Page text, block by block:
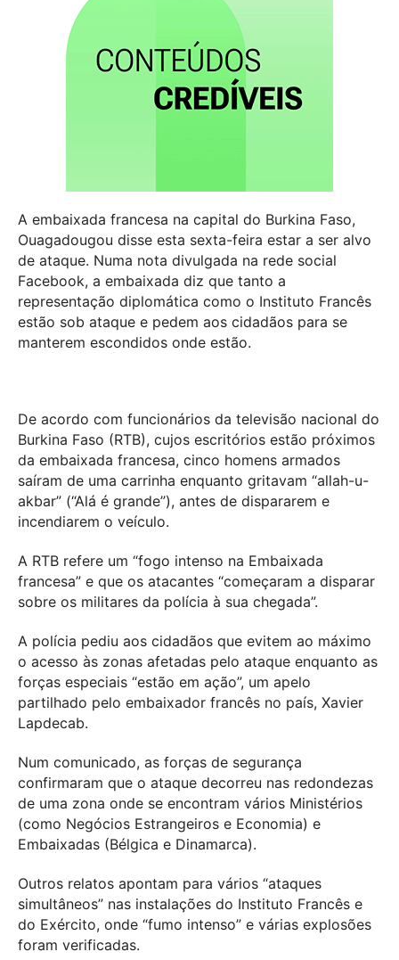
A embaixada francesa na capital do Burkina Faso,
Ouagadougou disse esta sexta-feira estar a ser alvo
de ataque. Numa nota divulgada na rede social
Facebook, a embaixada diz que tanto a
representação diplomática como o Instituto Francês
estão sob ataque e pedem aos cidadãos para se
manterem escondidos onde estão.
De acordo com funcionários da televisão nacional do
Burkina Faso (RTB), cujos escritórios estão próximos
da embaixada francesa, cinco homens armados
saíram de uma carrinha enquanto gritavam “allah-u-
akbar” (“Alá é grande”), antes de dispararem e
incendiarem o veículo.
A RTB refere um “fogo intenso na Embaixada
francesa” e que os atacantes “começaram a disparar
sobre os militares da polícia à sua chegada”.
A polícia pediu aos cidadãos que evitem ao máximo
o acesso às zonas afetadas pelo ataque enquanto as
forças especiais “estão em ação”, um apelo
partilhado pelo embaixador francês no país, Xavier
Lapdecab.
Num comunicado, as forças de segurança
confirmaram que o ataque decorreu nas redondezas
de uma zona onde se encontram vários Ministérios
(como Negócios Estrangeiros e Economia) e
Embaixadas (Bélgica e Dinamarca).
Outros relatos apontam para vários “ataques
simultâneos” nas instalações do Instituto Francês e
do Exército, onde “fumo intenso” e várias explosões
foram verificadas.